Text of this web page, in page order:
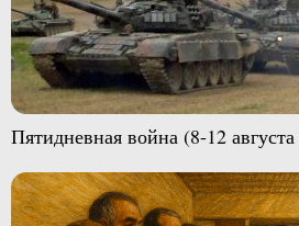
Пятидневная война (8-12 августа